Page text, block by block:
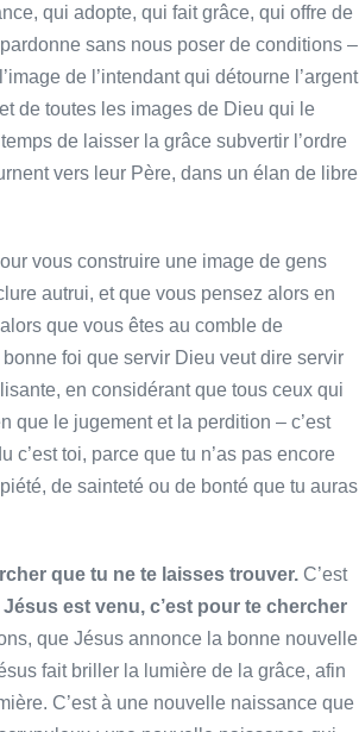
qui adopte, qui fait grâce, qui offre de
sans nous poser de conditions –
de l’intendant qui détourne l’argent
de toutes les images de Dieu qui le
de laisser la grâce subvertir l’ordre
vers leur Père, dans un élan de libre
vous construire une image de gens
autrui, et que vous pensez alors en
que vous êtes au comble de
bonne foi que servir Dieu veut dire servir
en considérant que tous ceux qui
que le jugement et la perdition – c’est
c’est toi, parce que tu n’as pas encore
de sainteté ou de bonté que tu auras
que tu ne te laisses trouver. C’est
est venu, c’est pour te chercher
que Jésus annonce la bonne nouvelle
fait briller la lumière de la grâce, afin
C’est à une nouvelle naissance que